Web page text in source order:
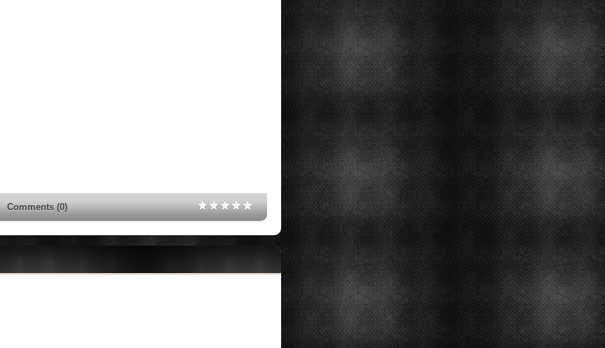
Comments (0)